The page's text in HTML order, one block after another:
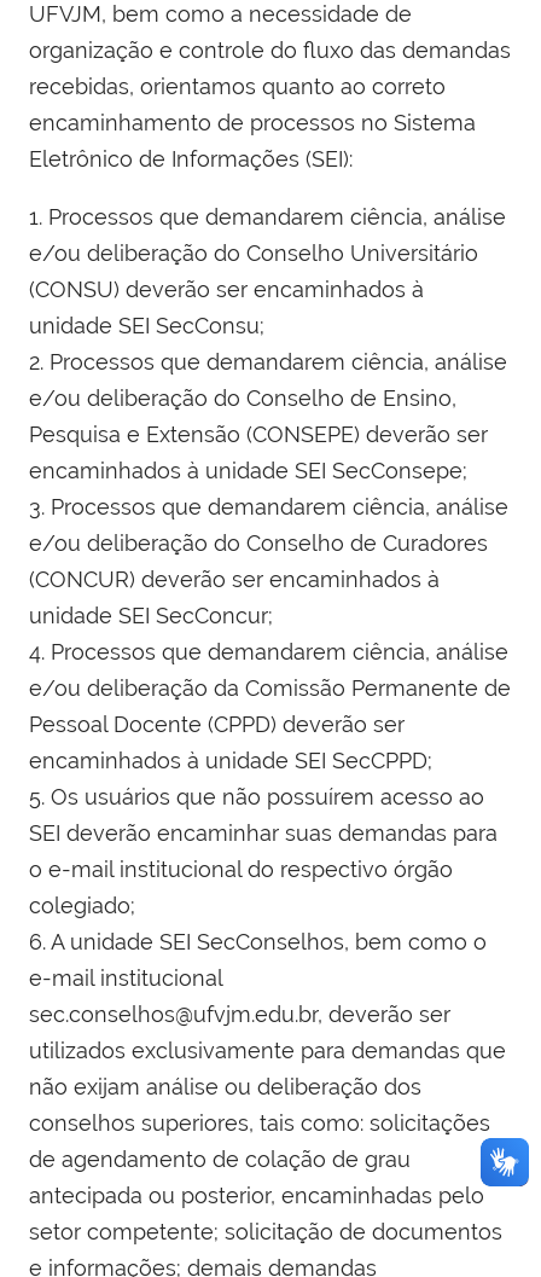
UFVJM, bem como a necessidade de
organização e controle do fluxo das demandas
recebidas, orientamos quanto ao correto
encaminhamento de processos no Sistema
Eletrônico de Informações (SEI):
1. Processos que demandarem ciência, análise
e/ou deliberação do Conselho Universitário
(CONSU) deverão ser encaminhados à
unidade SEI SecConsu;
2. Processos que demandarem ciência, análise
e/ou deliberação do Conselho de Ensino,
Pesquisa e Extensão (CONSEPE) deverão ser
encaminhados à unidade SEI SecConsepe;
3. Processos que demandarem ciência, análise
e/ou deliberação do Conselho de Curadores
(CONCUR) deverão ser encaminhados à
unidade SEI SecConcur;
4. Processos que demandarem ciência, análise
e/ou deliberação da Comissão Permanente de
Pessoal Docente (CPPD) deverão ser
encaminhados à unidade SEI SecCPPD;
5. Os usuários que não possuírem acesso ao
SEI deverão encaminhar suas demandas para
o e-mail institucional do respectivo órgão
colegiado;
6. A unidade SEI SecConselhos, bem como o
e-mail institucional
sec.conselhos@ufvjm.edu.br, deverão ser
utilizados exclusivamente para demandas que
não exijam análise ou deliberação dos
conselhos superiores, tais como: solicitações
de agendamento de colação de grau
antecipada ou posterior, encaminhadas pelo
setor competente; solicitação de documentos
e informações; demais demandas